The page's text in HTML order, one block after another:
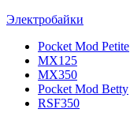
Электробайки
Pocket Mod Petite
MX125
MX350
Pocket Mod Betty
RSF350